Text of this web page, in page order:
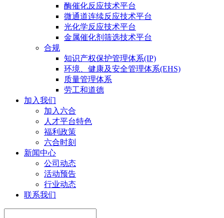
酶催化反应技术平台
微通道连续反应技术平台
光化学反应技术平台
金属催化剂筛选技术平台
合规
知识产权保护管理体系(IP)
环境、健康及安全管理体系(EHS)
质量管理体系
劳工和道德
加入我们
加入六合
人才平台特色
福利政策
六合时刻
新闻中心
公司动态
活动预告
行业动态
联系我们